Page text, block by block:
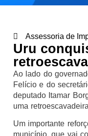
Assessoria de
Uru
Ao lado do
Felício e do
deputado Itamar
uma
Um importante